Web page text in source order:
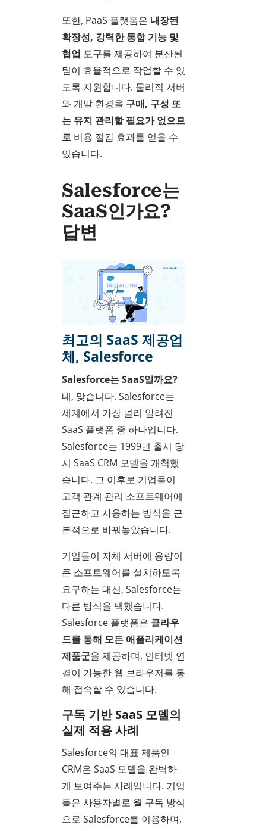
또한, PaaS 플랫폼은 내장된
확장성, 강력한 통합 기능 및
협업 도구를 제공하여 분산된
팀이 효율적으로 작업할 수 있
도록 지원합니다. 물리적 서버
와 개발 환경을 구매, 구성 또
는 유지 관리할 필요가 없으므
로 비용 절감 효과를 얻을 수
있습니다.
Salesforce는
SaaS인가요?
답변
최고의 SaaS 제공업
체, Salesforce
Salesforce는 SaaS일까요?
네, 맞습니다. Salesforce는
세계에서 가장 널리 알려진
SaaS 플랫폼 중 하나입니다.
Salesforce는 1999년 출시 당
시 SaaS CRM 모델을 개척했
습니다. 그 이후로 기업들이
고객 관계 관리 소프트웨어에
접근하고 사용하는 방식을 근
본적으로 바꿔놓았습니다.
기업들이 자체 서버에 용량이
큰 소프트웨어를 설치하도록
요구하는 대신, Salesforce는
다른 방식을 택했습니다.
Salesforce 플랫폼은 클라우
드를 통해 모든 애플리케이션
제품군을 제공하며, 인터넷 연
결이 가능한 웹 브라우저를 통
해 접속할 수 있습니다.
구독 기반 SaaS 모델의
실제 적용 사례
Salesforce의 대표 제품인
CRM은 SaaS 모델을 완벽하
게 보여주는 사례입니다. 기업
들은 사용자별로 월 구독 방식
으로 Salesforce를 이용하며,